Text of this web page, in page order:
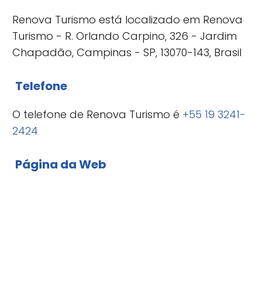
Renova Turismo está localizado em Renova
Turismo - R. Orlando Carpino, 326 - Jardim
Chapadão, Campinas - SP, 13070-143, Brasil
Telefone
O telefone de Renova Turismo é +55 19 3241-
2424
Página da Web